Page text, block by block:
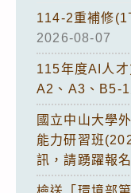
114-2重補修(1
2026-08-07
115年度AI人才
A2、A3、B5-1
國立中山大學
能力研習班
訊，請踴躍報